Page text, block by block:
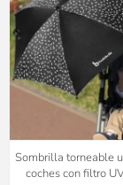
Sombrilla torneable
coches con filtro